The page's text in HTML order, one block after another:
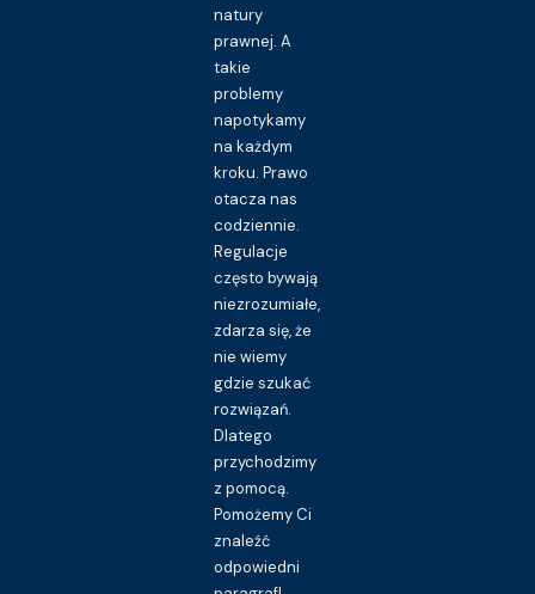
natury
prawnej. A
takie
problemy
napotykamy
na każdym
kroku. Prawo
otacza nas
codziennie.
Regulacje
często bywają
niezrozumiałe,
zdarza się, że
nie wiemy
gdzie szukać
rozwiązań.
Dlatego
przychodzimy
z pomocą.
Pomożemy Ci
znaleźć
odpowiedni